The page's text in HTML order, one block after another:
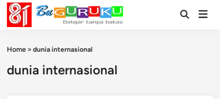
Skip
content
OpenMain
Home » dunia internasional
dunia internasional